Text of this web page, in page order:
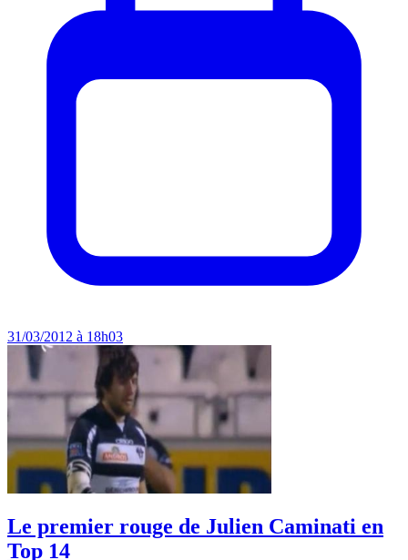
31/03/2012 à 18h03
Le premier rouge de Julien Caminati en
Top 14